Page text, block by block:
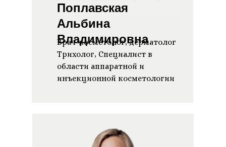
Поплавская
Альбина
Владимировна
Врач-косметолог, дерматолог
Трихолог, Специалист в
области аппаратной и
инъекционной косметологии